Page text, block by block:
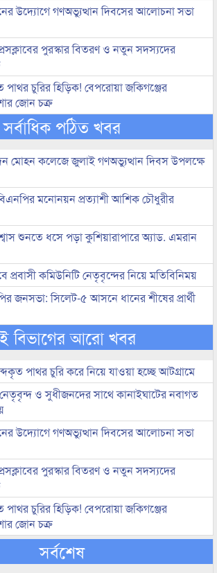
উদ্যোগে গণঅভ্যুত্থান দিবসের আলোচনা সভা
পুরস্কার বিতরণ ও নতুন সদস্যদের
চুরির হিড়িক! বেপরোয়া জকিগঞ্জের
জোন চক্র
সর্বাধিক পঠিত খবর
মোহন কলেজে জুলাই গণঅভ্যুত্থান দিবস উপলক্ষে
মনোনয়ন প্রত্যাশী আশিক চৌধুরীর
শুনতে ধসে পড়া কুশিয়ারাপারে অ্যাড. এমরান
প্রবাসী কমিউনিটি নেতৃবৃন্দের নিয়ে মতিবিনিময়
জনসভা: সিলেট-৫ আসনে ধানের শীষের প্রার্থী
বিভাগের আরো খবর
পাথর চুরি করে নিয়ে যাওয়া হচ্ছে আটগ্রামে
ও সুধীজনদের সাথে কানাইঘাটের নবাগত
উদ্যোগে গণঅভ্যুত্থান দিবসের আলোচনা সভা
পুরস্কার বিতরণ ও নতুন সদস্যদের
চুরির হিড়িক! বেপরোয়া জকিগঞ্জের
জোন চক্র
সর্বশেষ